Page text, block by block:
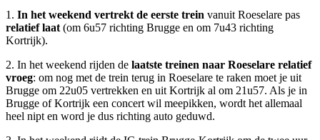
1. In het weekend vertrekt de eerste trein vanuit Roeselare pas
relatief laat(om 6u57 richting Brugge en om 7u43 richting
Kortrijk).
2. In het weekend rijden de laatste treinen naar Roeselare relatief
vroeg: om nog met de trein terug in Roeselare te raken moet je uit
Brugge om 22u05 vertrekken en uit Kortrijk al om 21u57. Als je in
Brugge of Kortrijk een concert wil meepikken, wordt het allemaal
heel nipt en word je dus richting auto geduwd.